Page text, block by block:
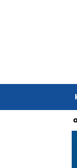
Perjalanan